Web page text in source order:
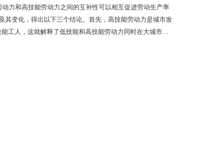
力和高技能劳动力之间的互补性可以相互促进劳动生产率
其变化，得出以下三个结论。首先，高技能劳动力是城市发
工人，这就解释了低技能和高技能劳动力同时在大城市集